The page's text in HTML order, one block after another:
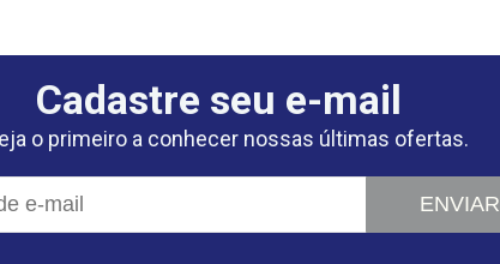
Cadastre seu e-mail
o primeiro a conhecer nossas últimas ofertas.
ENVIAR